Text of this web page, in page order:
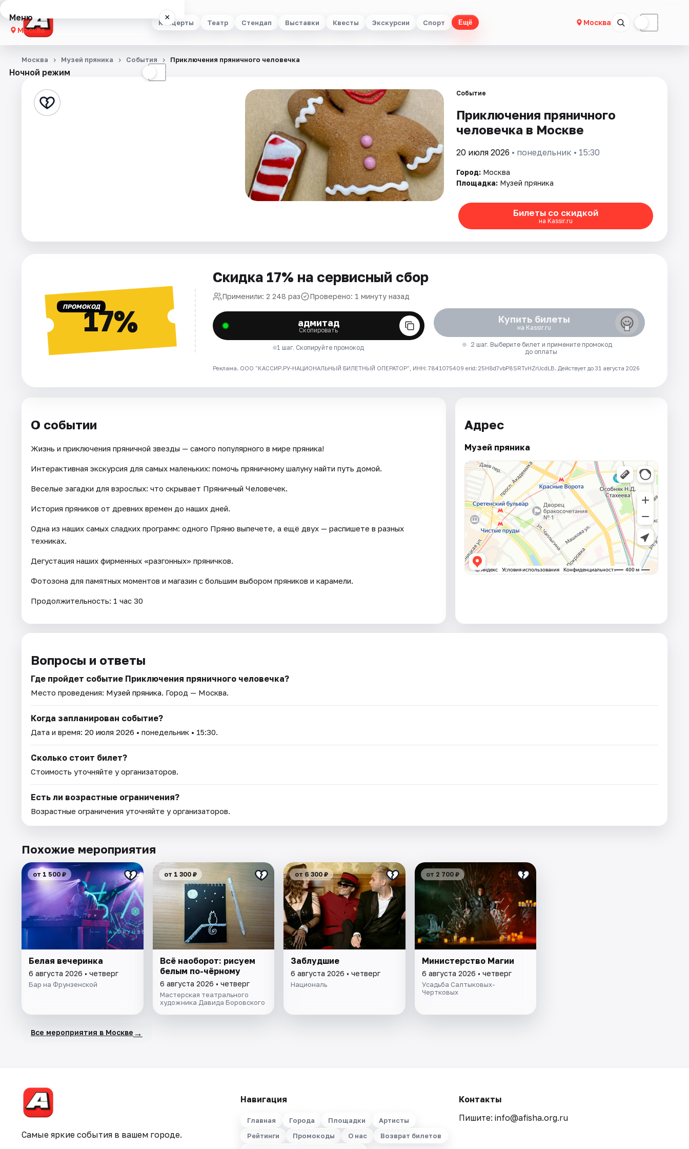
Концерты Театр Стендап Выставки Квесты Экскурсии Спорт Ещё Москва ☾
Меню ×
Москва
Концерты
Стендап
Артисты
Рейтинги
Ночной режим ☾
Москва Музей пряника События Приключения пряничного человечка
Событие
Приключения пряничного
человечка в Москве
20 июля 2026 • понедельник • 15:30
Город: Москва
Площадка: Музей пряника
Билеты со скидкой
на Kassir.ru
ПРОМОКОД17%
Скидка 17% на сервисный сбор
Применили: 2 248 раз Проверено: 1 минуту назад
адмитад
Скопировать
1 шаг. Скопируйте промокод
Купить билеты
на Kassir.ru
2 шаг. Выберите билет и примените промокод
до оплаты
Реклама. ООО "КАССИР.РУ-НАЦИОНАЛЬНЫЙ БИЛЕТНЫЙ ОПЕРАТОР", ИНН: 7841075409 erid: 25H8d7vbP8SRTvHZrUcdLB. Действует до 31 августа 2026
О событии
Жизнь и приключения пряничной звезды — самого популярного в мире пряника!
Интерактивная экскурсия для самых маленьких: помочь пряничному шалуну найти путь домой.
Веселые загадки для взрослых: что скрывает Пряничный Человечек.
История пряников от древних времен до наших дней.
Одна из наших самых сладких программ: одного Пряню выпечете, а ещё двух — распишете в разных
техниках.
Дегустация наших фирменных «разгонных» пряничков.
Фотозона для памятных моментов и магазин с большим выбором пряников и карамели.
Продолжительность: 1 час 30
Адрес
Музей пряника
Вопросы и ответы
Где пройдет событие Приключения пряничного человечка?
Место проведения: Музей пряника. Город — Москва.
Когда запланирован событие?
Дата и время: 20 июля 2026 • понедельник • 15:30.
Сколько стоит билет?
Стоимость уточняйте у организаторов.
Есть ли возрастные ограничения?
Возрастные ограничения уточняйте у организаторов.
Похожие мероприятия
от 1 500 ₽
Белая вечеринка
6 августа 2026 • четверг
Бар на Фрунзенской
от 1 300 ₽
Всё наоборот: рисуем
белым по-чёрному
6 августа 2026 • четверг
Мастерская театрального
художника Давида Боровского
от 6 300 ₽
Заблудшие
6 августа 2026 • четверг
Националь
от 2 700 ₽
Министерство Магии
6 августа 2026 • четверг
Усадьба Салтыковых-
Чертковых
Все мероприятия в Москве →
Самые яркие события в вашем городе.
Навигация
Главная Города Площадки
Артисты
Рейтинги
Промокоды О нас
Возврат билетов
Контакты
Пишите: info@afisha.org.ru